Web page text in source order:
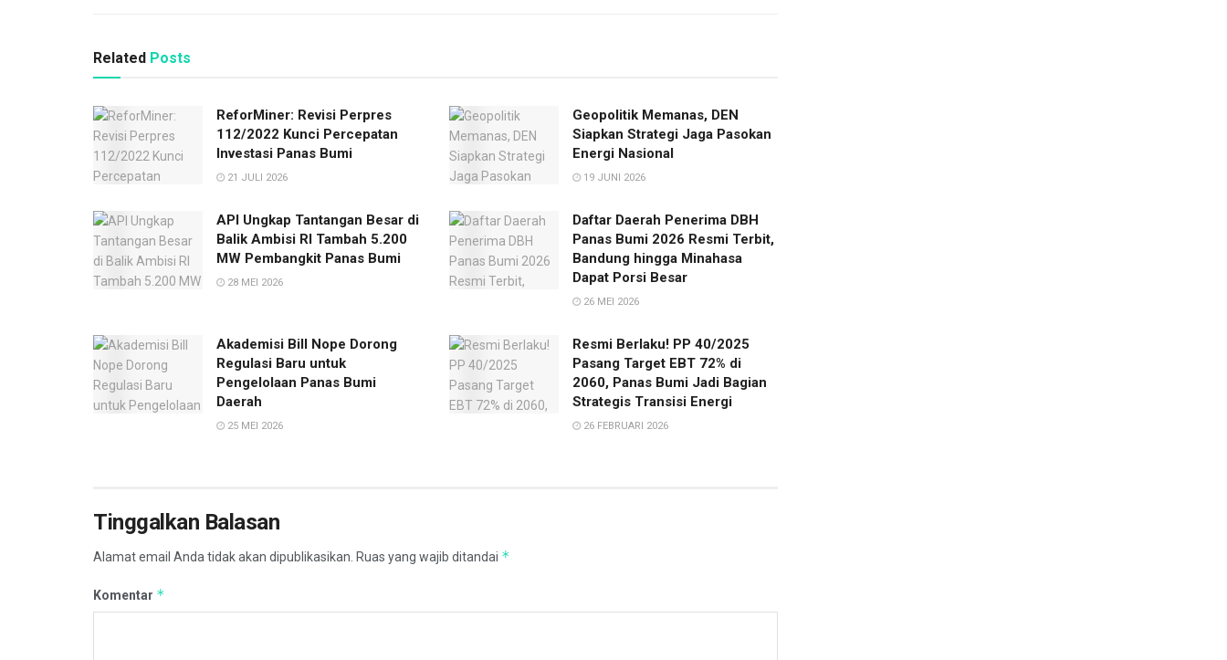
Related Posts
ReforMiner: Revisi Perpres
112/2022 Kunci Percepatan
Investasi Panas Bumi
21 JULI 2026
Geopolitik Memanas, DEN
Siapkan Strategi Jaga Pasokan
Energi Nasional
19 JUNI 2026
API Ungkap Tantangan Besar di
Balik Ambisi RI Tambah 5.200
MW Pembangkit Panas Bumi
28 MEI 2026
Daftar Daerah Penerima DBH
Panas Bumi 2026 Resmi Terbit,
Bandung hingga Minahasa
Dapat Porsi Besar
26 MEI 2026
Akademisi Bill Nope Dorong
Regulasi Baru untuk
Pengelolaan Panas Bumi
Daerah
25 MEI 2026
Resmi Berlaku! PP 40/2025
Pasang Target EBT 72% di
2060, Panas Bumi Jadi Bagian
Strategis Transisi Energi
26 FEBRUARI 2026
Tinggalkan Balasan
Alamat email Anda tidak akan dipublikasikan. Ruas yang wajib ditandai *
Komentar *